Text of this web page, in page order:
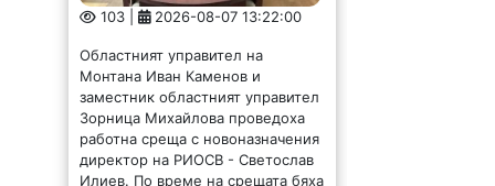
103 | 2026-08-07 13:22:00
Областният управител на
Монтана Иван Каменов и
заместник областният управител
Зорница Михайлова проведоха
работна среща с новоназначения
директор на РИОСВ - Светослав
Илиев. По време на срещата бяха